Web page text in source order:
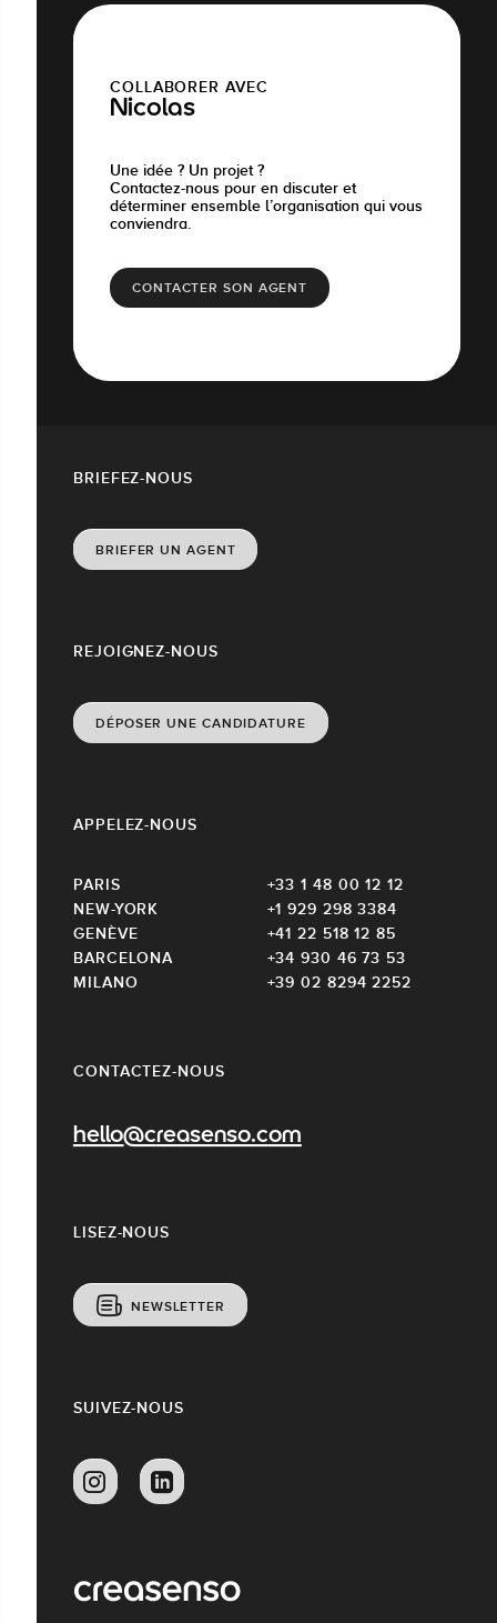
COLLABORER AVEC
Nicolas
Une idée ? Un projet ?
Contactez-nous pour en discuter et
déterminer ensemble l’organisation qui vous
conviendra.
CONTACTER SON AGENT
CONTACTEZ-NOUS
hello@creasenso.com
REJOIGNEZ-NOUS
DÉPOSER UNE CANDIDATURE
LISEZ-NOUS
NEWSLETTER
APPELEZ-NOUS
PARIS
+33 1 48 00 12 12
NEW-YORK
+1 929 298 3384
GENÈVE
+41 22 518 12 85
BARCELONA
+34 930 46 73 53
MILANO
+39 02 8294 2252
BRIEFEZ-NOUS
BRIEFER UN AGENT
SUIVEZ-NOUS